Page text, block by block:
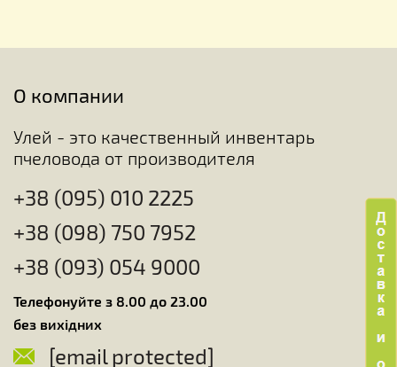
О компании
Улей - это качественный инвентарь
пчеловода от производителя
+38 (095) 010 2225
+38 (098) 750 7952
+38 (093) 054 9000
Телефонуйте з 8.00 до 23.00
без вихідних
[email protected]